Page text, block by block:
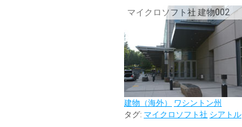
マイクロソフト社 建物002
建物（海外）
ワシントン州
タグ: マイクロソフト社 シアトル